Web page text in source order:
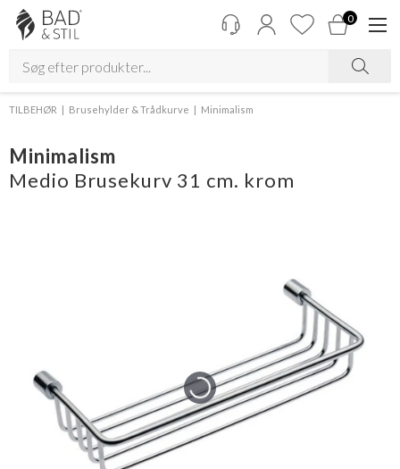
0
TILBEHØR Brusehylder & Trådkurve Minimalism
Minimalism
Medio Brusekurv 31 cm. krom